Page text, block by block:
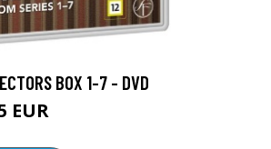
BOX 1-7 - DVD
EUR